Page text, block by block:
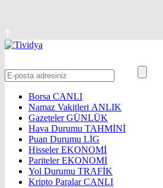
Borsa CANLI
Namaz Vakitleri ANLIK
GazetelerGÜNLÜK
Hava Durumu TAHMİNİ
Puan Durumu LİG
HisselerEKONOMİ
ParitelerEKONOMİ
Yol Durumu TRAFİK
Kripto ParalarCANLI